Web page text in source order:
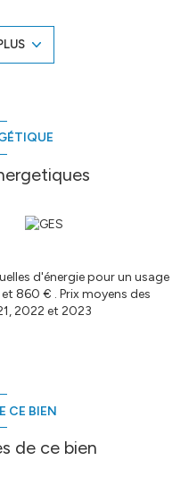
permettra d'y loger votre
au sel avec pool house.
ce bien est exposé sont
d'énergie pour un usage
860 € . Prix moyens des
2022 et 2023
CE BIEN
de ce bien